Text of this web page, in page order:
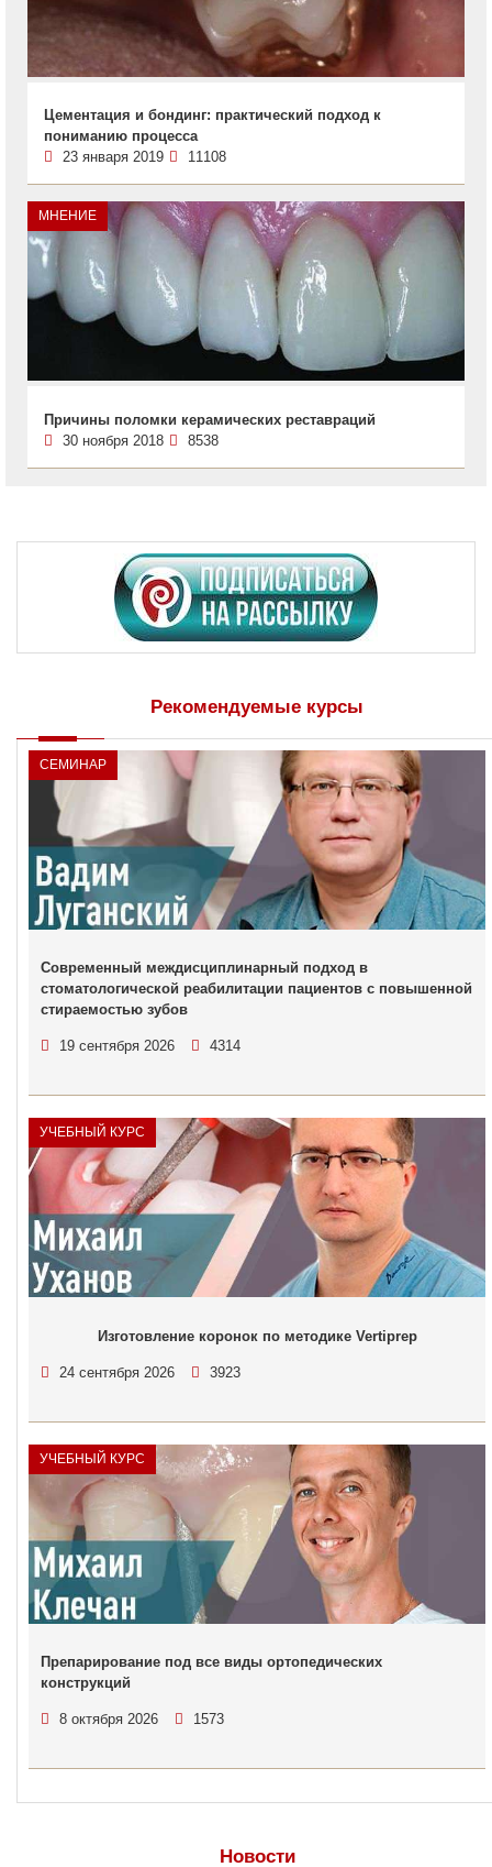
Цементация и бондинг: практический подход к
пониманию процесса
23 января 2019
11108
МНЕНИЕ
Причины поломки керамических реставраций
30 ноября 2018
8538
Рекомендуемые курсы
СЕМИНАР
Современный междисциплинарный подход в
стоматологической реабилитации пациентов с повышенной
стираемостью зубов
19 сентября 2026 4314
УЧЕБНЫЙ КУРС
Изготовление коронок по методике Vertiprep
24 сентября 2026 3923
УЧЕБНЫЙ КУРС
Препарирование под все виды ортопедических
конструкций
8 октября 2026 1573
Новости